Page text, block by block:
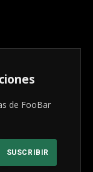
de FooBar